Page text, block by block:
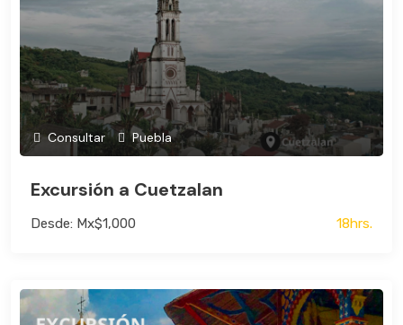
Consultar Puebla
Excursión a Cuetzalan
Desde: Mx$1,000 18hrs.